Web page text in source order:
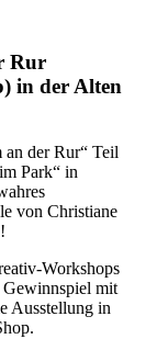
Rur
in der Alten
der Rur“ Teil
Park“ in
von Christiane
Workshops
Gewinnspiel mit
Ausstellung in